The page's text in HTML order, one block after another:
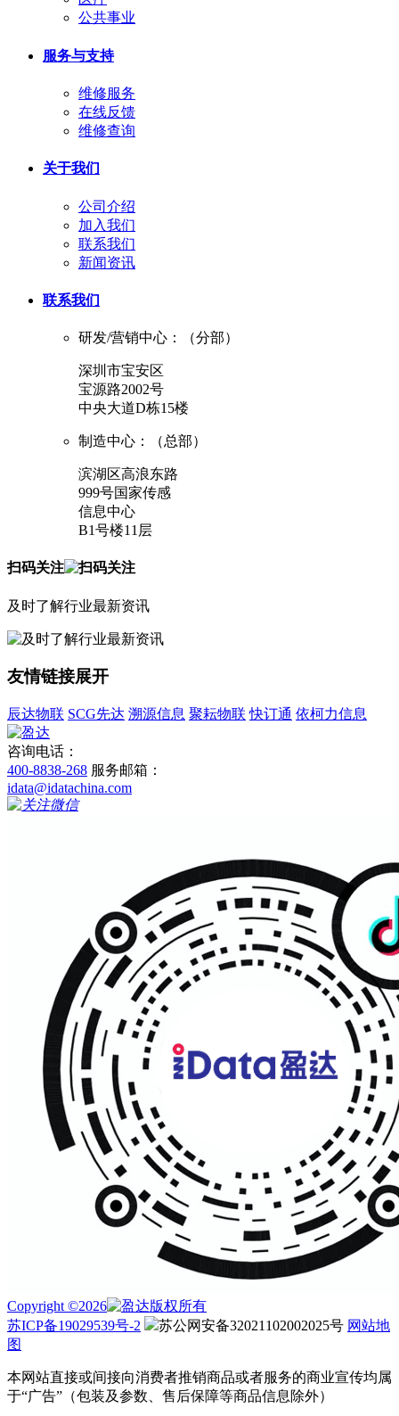
公共事业
服务与支持
维修服务
在线反馈
维修查询
关于我们
公司介绍
加入我们
联系我们
新闻资讯
联系我们
研发/营销中心：（分部）
深圳市宝安区
宝源路2002号
中央大道D栋15楼
制造中心：（总部）
滨湖区高浪东路
999号国家传感
信息中心
B1号楼11层
扫码关注
及时了解行业最新资讯
友情链接展开
辰达物联 SCG先达 溯源信息 聚耘物联 快订通 依柯力信息
咨询电话：
400-8838-268 服务邮箱：
idata@idatachina.com
Copyright ©2026
版权所有
苏ICP备19029539号-2
苏公网安备32021102002025号 网站地
图
本网站直接或间接向消费者推销商品或者服务的商业宣传均属
于“广告”（包装及参数、售后保障等商品信息除外）